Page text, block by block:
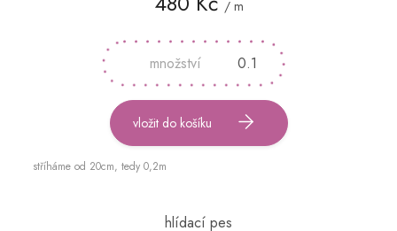
/ m
cena:
vložit do košíku
stříháme od 20cm, tedy 0,2m